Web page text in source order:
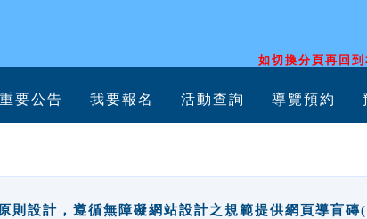
如切換分頁再回
重要公告 我要報名 活動查詢 導覽預約
則設計，遵循無障礙網站設計之規範提供網頁導盲